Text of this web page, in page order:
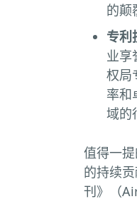
的颠
专利
业享
权局
率和
域的
值得一
的持续
刊》（